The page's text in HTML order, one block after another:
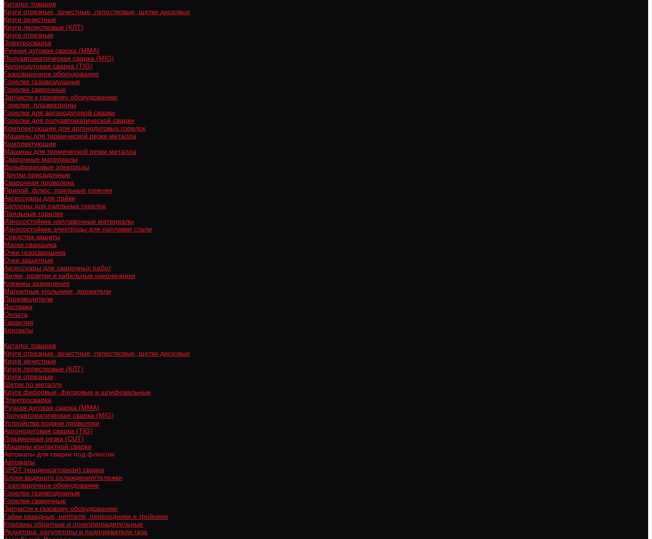
Каталог товаров
Круги отрезные, зачистные, лепестковые, щетки дисковые
Круги зачистные
Круги лепестковые (КЛТ)
Круги отрезные
Электросварка
Ручная дуговая сварка (MMA)
Полуавтоматическая сварка (MIG)
Аргонодуговая сварка (TIG)
Газосварочное оборудование
Горелки газовоздушные
Горелки сварочные
Запчасти к газовому оборудованию
Горелки, плазматроны
Горелки для аргонодуговой сварки
Горелки для полуавтоматической сварки
Комплектующие для аргонодуговых горелок
Машины для термической резки металла
Комплектующие
Машины для термической резки металла
Сварочные материалы
Вольфрамовые электроды
Прутки присадочные
Сварочная проволока
Припой, флюс, паяльные горелки
Аксессуары для пайки
Баллоны для паяльных горелок
Паяльные горелки
Износостойкие наплавочные материалы
Износостойкие электроды для наплавки стали
Средства защиты
Маски сварщика
Очки газосварщика
Очки защитные
Аксессуары для сварочных работ
Вилки, розетки и кабельные наконечники
Клеммы заземления
Магнитные угольники, держатели
Производители
Доставка
Оплата
Гарантия
Контакты
Каталог товаров
Круги отрезные, зачистные, лепестковые, щетки дисковые
Круги зачистные
Круги лепестковые (КЛТ)
Круги отрезные
Щетки по металлу
Круги фибровые, фетровые и шлифовальные
Электросварка
Ручная дуговая сварка (MMA)
Полуавтоматическая сварка (MIG)
Устройства подачи проволоки
Аргонодуговая сварка (TIG)
Плазменная резка (CUT)
Машины контактной сварки
Автоматы для сварки под флюсом
Автоматы
SPOT (конденсаторная) сварка
Блоки водяного охлаждения/тележки
Газосварочное оборудование
Горелки газовоздушные
Горелки сварочные
Запчасти к газовому оборудованию
Гайки накидные, ниппеля, переходники и тройники
Клапаны обратные и огнепреградительные
Редуктора, регуляторы и подогреватели газа